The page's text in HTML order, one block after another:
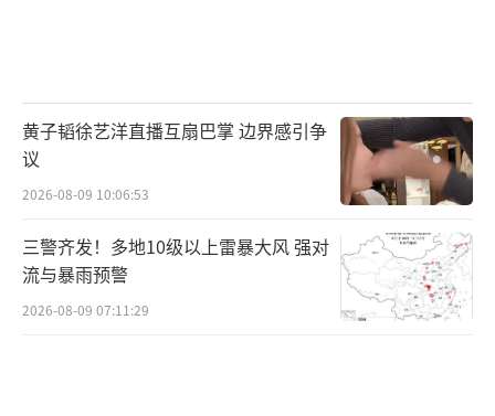
黄子韬徐艺洋直播互扇巴掌 边界感引争
议
2026-08-09 10:06:53
三警齐发！多地10级以上雷暴大风 强对
流与暴雨预警
2026-08-09 07:11:29